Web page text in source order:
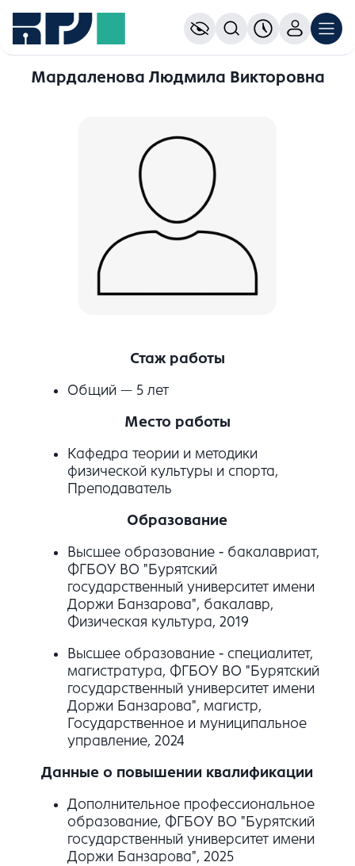
Мардаленова Людмила Викторовна
Стаж работы
Общий — 5 лет
Место работы
Кафедра теории и методики
физической культуры и спорта,
Преподаватель
Образование
Высшее образование - бакалавриат,
ФГБОУ ВО "Бурятский
государственный университет имени
Доржи Банзарова", бакалавр,
Физическая культура, 2019
Высшее образование - специалитет,
магистратура, ФГБОУ ВО "Бурятский
государственный университет имени
Доржи Банзарова", магистр,
Государственное и муниципальное
управление, 2024
Данные о повышении квалификации
Дополнительное профессиональное
образование, ФГБОУ ВО "Бурятский
государственный университет имени
Доржи Банзарова", 2025